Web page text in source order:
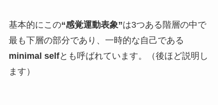
基本的にこの“感覚運動表象”は3つある階層の中で
最も下層の部分であり、一時的な自己である
minimal selfとも呼ばれています。（後ほど説明し
ます）